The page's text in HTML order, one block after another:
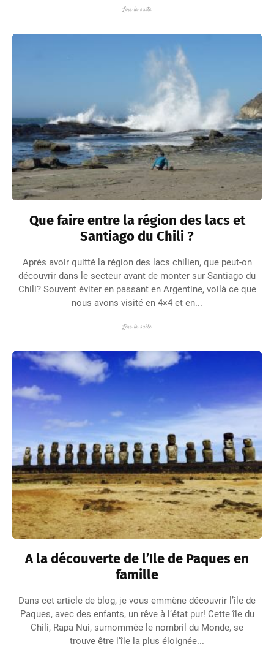
Lire la suite
Que faire entre la région des lacs et
Santiago du Chili ?
Après avoir quitté la région des lacs chilien, que peut-on
découvrir dans le secteur avant de monter sur Santiago du
Chili? Souvent éviter en passant en Argentine, voilà ce que
nous avons visité en 4×4 et en...
Lire la suite
A la découverte de l’Ile de Paques en
famille
Dans cet article de blog, je vous emmène découvrir l’île de
Paques, avec des enfants, un rêve à l’état pur! Cette île du
Chili, Rapa Nui, surnommée le nombril du Monde, se
trouve être l’île la plus éloignée...